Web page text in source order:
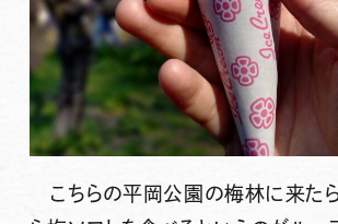
こちらの平岡公園の梅林に来た